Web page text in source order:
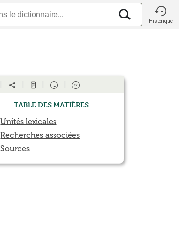
Historique
Table des matières
Unités lexicales
Recherches associées
Sources